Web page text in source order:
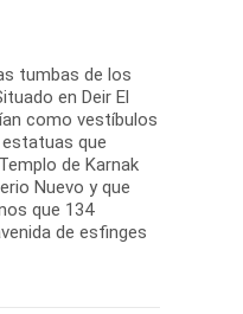
tumbas de los
en Deir El
como vestíbulos
que
de Karnak
Nuevo y que
que 134
de esfinges